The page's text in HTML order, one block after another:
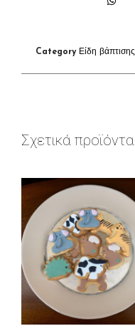
Category Είδη βάπτισης
Σχετικά προϊόντα